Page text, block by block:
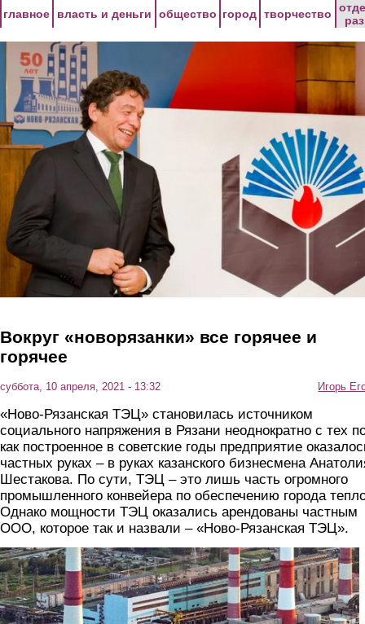
главное власть и деньги общество город творчество
Вокруг «новорязанки» все горячее и
горячее
суббота, 10 апреля, 2021 - 13:32 Игорь
«Ново-Рязанская ТЭЦ» становилась источником
социального напряжения в Рязани неоднократно с тех
как построенное в советские годы предприятие
частных руках – в руках казанского бизнесмена
Шестакова. По сути, ТЭЦ – это лишь часть огромного
промышленного конвейера по обеспечению города
Однако мощности ТЭЦ оказались арендованы частным
ООО, которое так и назвали – «Ново-Рязанская ТЭЦ».
tec2.jpg